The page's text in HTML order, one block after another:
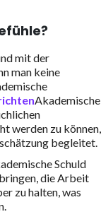
mit der
man keine
Akademische
werden zu können,
begleitet.
Schuld
die Arbeit
zu halten, was